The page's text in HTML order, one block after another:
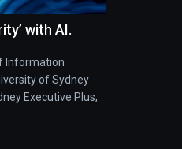
with AI.
Information
of Sydney
Executive Plus,